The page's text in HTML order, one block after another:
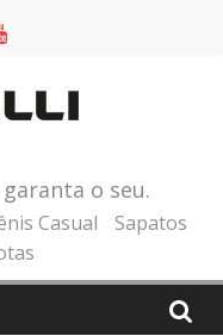
o seu.
Casual
Sapatos